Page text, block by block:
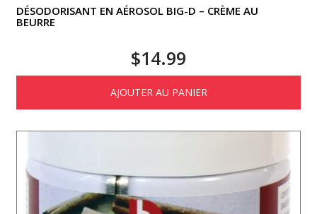
DÉSODORISANT EN AÉROSOL BIG-D – CRÈME AU
BEURRE
$14.99
AJOUTER AU PANIER